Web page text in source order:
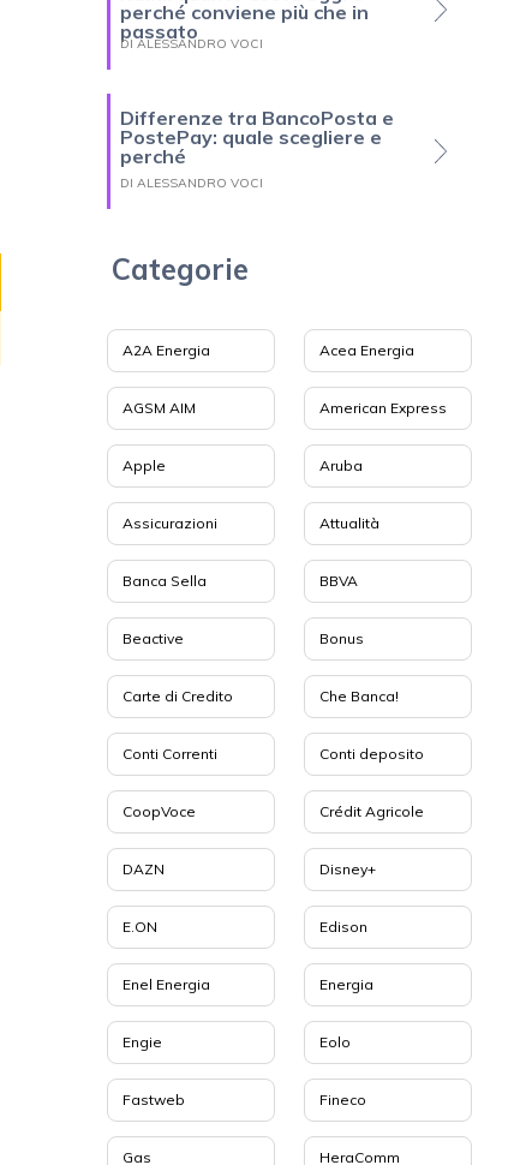
perché conviene più che in
passato
DI ALESSANDRO VOCI
Differenze tra BancoPosta e
PostePay: quale scegliere e
perché
DI ALESSANDRO VOCI
Categorie
A2A Energia Acea Energia
AGSM AIM American Express
Apple Aruba
Assicurazioni Attualità
Banca Sella BBVA
Beactive Bonus
Carte di Credito Che Banca!
Conti Correnti Conti deposito
CoopVoce Crédit Agricole
DAZN Disney+
E.ON Edison
Enel Energia Energia
Engie Eolo
Fastweb Fineco
Gas HeraComm